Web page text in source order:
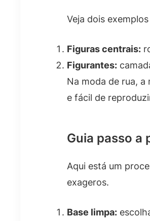
Veja dois
Figuras centrais:
Figurantes:
Na moda de rua,
e fácil de
Guia passo a
Aqui está um
exageros.
Base limpa: